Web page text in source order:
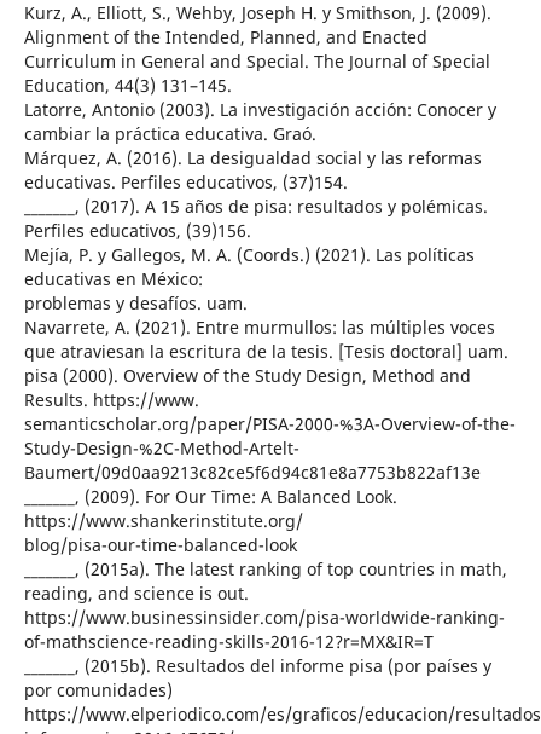
Kurz, A., Elliott, S., Wehby, Joseph H. y Smithson, J. (2009).
Alignment of the Intended, Planned, and Enacted
Curriculum in General and Special. The Journal of Special
Education, 44(3) 131–145.
Latorre, Antonio (2003). La investigación acción: Conocer y
cambiar la práctica educativa. Graó.
Márquez, A. (2016). La desigualdad social y las reformas
educativas. Perfiles educativos, (37)154.
_______, (2017). A 15 años de pisa: resultados y polémicas.
Perfiles educativos, (39)156.
Mejía, P. y Gallegos, M. A. (Coords.) (2021). Las políticas
educativas en México:
problemas y desafíos. uam.
Navarrete, A. (2021). Entre murmullos: las múltiples voces
que atraviesan la escritura de la tesis. [Tesis doctoral] uam.
pisa (2000). Overview of the Study Design, Method and
Results. https://www.
semanticscholar.org/paper/PISA-2000-%3A-Overview-of-the-
Study-Design-%2C-Method-Artelt-
Baumert/09d0aa9213c82ce5f6d94c81e8a7753b822af13e
_______, (2009). For Our Time: A Balanced Look.
https://www.shankerinstitute.org/
blog/pisa-our-time-balanced-look
_______, (2015a). The latest ranking of top countries in math,
reading, and science is out.
https://www.businessinsider.com/pisa-worldwide-ranking-
of-mathscience-reading-skills-2016-12?r=MX&IR=T
_______, (2015b). Resultados del informe pisa (por países y
por comunidades)
https://www.elperiodico.com/es/graficos/educacion/